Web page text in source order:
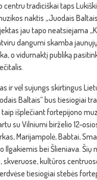
centru tradiciškai taps
naktis „Juodais
jau tapo neatsiejama
dangumi skamba
o vidurnaktį publiką
ir vėl sujungs skirtingus
Baltais“ bus tiesiogiai
išplečiant fortepijono
su Vilniumi birželio 12-
Marijampolė, Babtai,
Ilgakiemis bei Šlieniava. Šių
skveruose, kultūros
tiesiogiai stebės